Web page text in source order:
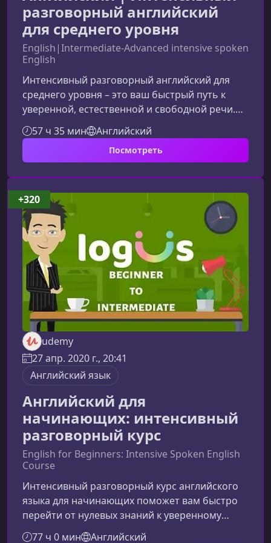
разговорный английский
для среднего уровня
English|Intermediate-Advanced intensive spoken
English
Интенсивный разговорный английский для
среднего уровня – это ваш быстрый путь к
уверенной, естественной и свободной речи.
Если вы давно хотите говорить по-английски
легко, понимать собеседников и мыслить на
языке, этот курс создан именно для вас.Что
особеннымКурс построен вокруг живого
общения, практических диалогов и реальных
ситуаций, с которыми вы сталкиваетесь
каждый день. Вместо зубрёжки слов и сухой
теори
57 ч 35 мин Английский
Посмотреть
udemy
27 апр. 2020 г., 20:41
Английский язык
Английский для
начинающих: интенсивный
разговорный курс
English for Beginners: Intensive Spoken English
Course
Интенсивный разговорный курс английского
языка для начинающих поможет вам быстро
перейти от нулевых знаний к уверенному
общению в реальных ситуациях. Вы получаете
77 ч 0 мин Английский
+320